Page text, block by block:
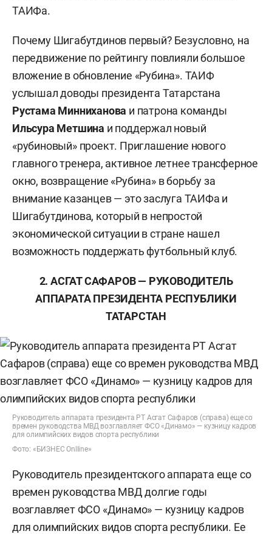
ТАИФа.
Почему Шигабутдинов первый? Безусловно, на
передвижение по рейтингу повлияли большое
вложение в обновление «Рубина». ТАИФ
услышал доводы президента Татарстана
Рустама Минниханова и патрона команды
Ильсура Метшина и поддержал новый
«рубиновый» проект. Приглашение нового
главного тренера, активное летнее трансферное
окно, возвращение «Рубина» в борьбу за
внимание казанцев — это заслуга ТАИФа и
Шигабутдинова, который в непростой
экономической ситуации в стране нашел
возможность поддержать футбольный клуб.
2. АСГАТ САФАРОВ — РУКОВОДИТЕЛЬ
АППАРАТА ПРЕЗИДЕНТА РЕСПУБЛИКИ
ТАТАРСТАН
Руководитель аппарата президента РТ Асгат Сафаров (справа) еще со
времен руководства МВД возглавляет ФСО «Динамо» — кузницу кадров
для олимпийских видов спорта республики
Фото: «БИЗНЕС Onlline»
Руководитель президентского аппарата еще со
времен руководства МВД долгие годы
возглавляет ФСО «Динамо» — кузницу кадров
для олимпийских видов спорта республики. Ее